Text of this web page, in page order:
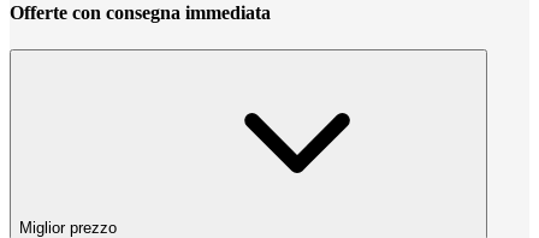
Offerte con consegna immediata
Miglior prezzo